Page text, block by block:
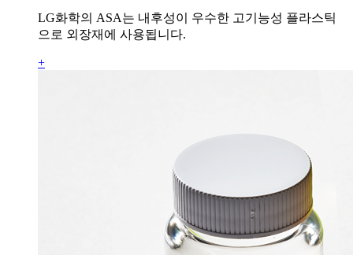
LG화학의 ASA는 내후성이 우수한 고기능성 플라스틱
으로 외장재에 사용됩니다.
+